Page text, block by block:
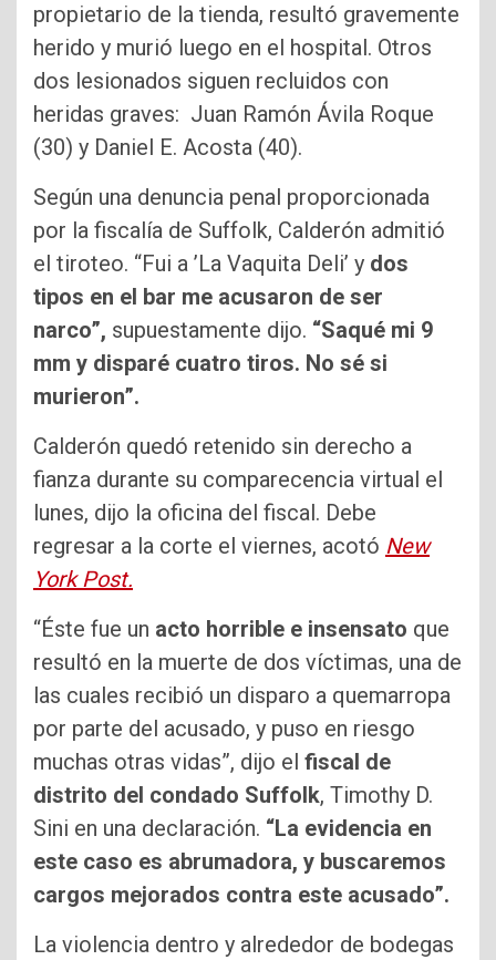
propietario de la tienda, resultó gravemente
herido y murió luego en el hospital. Otros
dos lesionados siguen recluidos con
heridas graves: Juan Ramón Ávila Roque
(30) y Daniel E. Acosta (40).
Según una denuncia penal proporcionada
por la fiscalía de Suffolk, Calderón admitió
el tiroteo. “Fui a ’La Vaquita Deli’ y dos
tipos en el bar me acusaron de ser
narco”, supuestamente dijo. “Saqué mi 9
mm y disparé cuatro tiros. No sé si
murieron”.
Calderón quedó retenido sin derecho a
fianza durante su comparecencia virtual el
lunes, dijo la oficina del fiscal. Debe
regresar a la corte el viernes, acotó New
York Post.
“Éste fue un acto horrible e insensato que
resultó en la muerte de dos víctimas, una de
las cuales recibió un disparo a quemarropa
por parte del acusado, y puso en riesgo
muchas otras vidas”, dijo el fiscal de
distrito del condado Suffolk, Timothy D.
Sini en una declaración. “La evidencia en
este caso es abrumadora, y buscaremos
cargos mejorados contra este acusado”.
La violencia dentro y alrededor de bodegas